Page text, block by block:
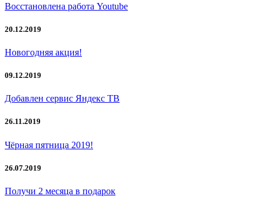
Восстановлена работа Youtube
20.12.2019
Новогодняя акция!
09.12.2019
Добавлен сервис Яндекс ТВ
26.11.2019
Чёрная пятница 2019!
26.07.2019
Получи 2 месяца в подарок